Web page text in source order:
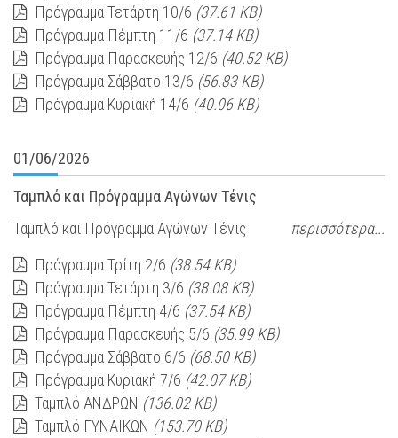
Πρόγραμμα Τετάρτη 10/6 (37.61 KB)
Πρόγραμμα Πέμπτη 11/6 (37.14 KB)
Πρόγραμμα Παρασκευής 12/6 (40.52 KB)
Πρόγραμμα Σάββατο 13/6 (56.83 KB)
Πρόγραμμα Κυριακή 14/6 (40.06 KB)
01/06/2026
Ταμπλό και Πρόγραμμα Αγώνων Τένις
Ταμπλό και Πρόγραμμα Αγώνων Τένις
περισσότερα...
Πρόγραμμα Τρίτη 2/6 (38.54 KB)
Πρόγραμμα Τετάρτη 3/6 (38.08 KB)
Πρόγραμμα Πέμπτη 4/6 (37.54 KB)
Πρόγραμμα Παρασκευής 5/6 (35.99 KB)
Πρόγραμμα Σάββατο 6/6 (68.50 KB)
Πρόγραμμα Κυριακή 7/6 (42.07 KB)
Ταμπλό ΑΝΔΡΩΝ (136.02 KB)
Ταμπλό ΓΥΝΑΙΚΩΝ (153.70 KB)